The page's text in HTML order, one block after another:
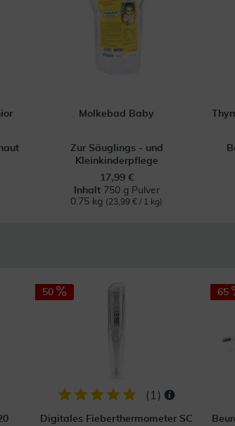
Molkebad Baby
Zur Säuglings - und
Kleinkinderpflege
17,99 €
Inhalt 750 g Pulver
0.75 kg (23,99 € / 1 kg)
50
( 1 )
Digitales Fieberthermometer SC
65